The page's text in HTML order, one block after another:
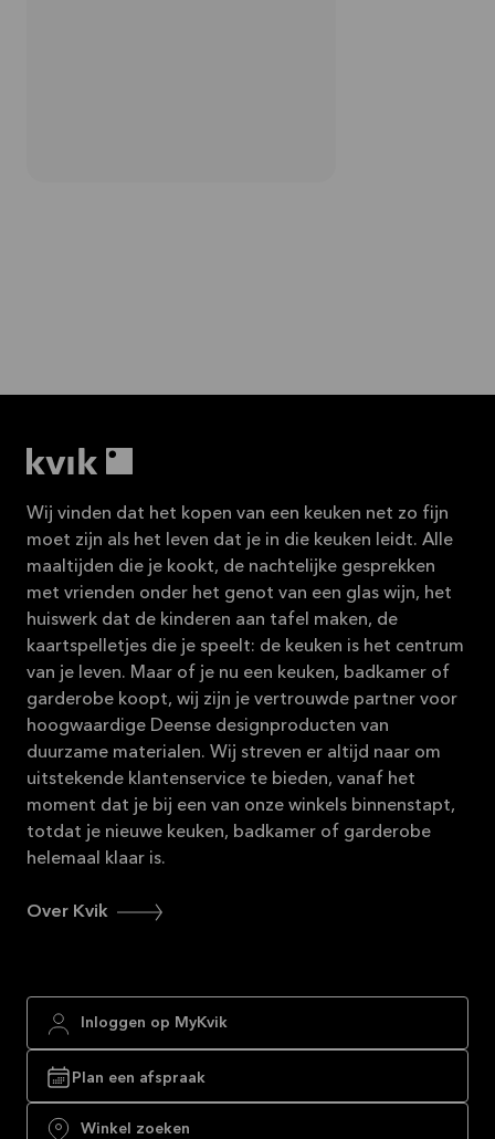
Wij vinden dat het kopen van een keuken net zo fijn
moet zijn als het leven dat je in die keuken leidt. Alle
maaltijden die je kookt, de nachtelijke gesprekken
met vrienden onder het genot van een glas wijn, het
huiswerk dat de kinderen aan tafel maken, de
kaartspelletjes die je speelt: de keuken is het centrum
van je leven. Maar of je nu een keuken, badkamer of
garderobe koopt, wij zijn je vertrouwde partner voor
hoogwaardige Deense designproducten van
duurzame materialen. Wij streven er altijd naar om
uitstekende klantenservice te bieden, vanaf het
moment dat je bij een van onze winkels binnenstapt,
totdat je nieuwe keuken, badkamer of garderobe
helemaal klaar is.
Over Kvik
Inloggen op MyKvik
Plan een afspraak
Winkel zoeken